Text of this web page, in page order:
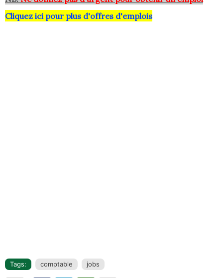
Cliquez ici pour plus d'offres d'emplois
Tags: comptable jobs